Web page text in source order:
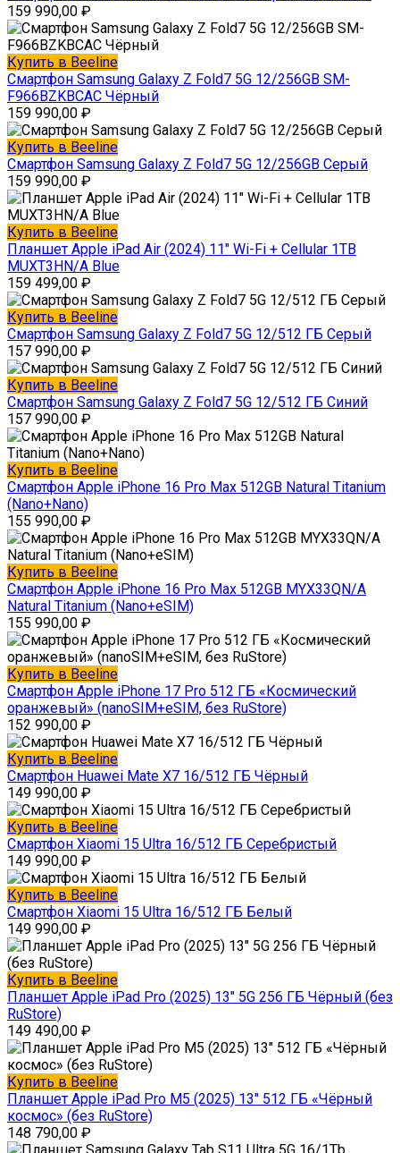
159 990,00 ₽
Купить в Beeline
Смартфон Samsung Galaxy Z Fold7 5G 12/256GB SM-
F966BZKBCAC Чёрный
159 990,00 ₽
Купить в Beeline
Смартфон Samsung Galaxy Z Fold7 5G 12/256GB Серый
159 990,00 ₽
Купить в Beeline
Планшет Apple iPad Air (2024) 11″ Wi-Fi + Cellular 1TB
MUXT3HN/A Blue
159 499,00 ₽
Купить в Beeline
Смартфон Samsung Galaxy Z Fold7 5G 12/512 ГБ Серый
157 990,00 ₽
Купить в Beeline
Смартфон Samsung Galaxy Z Fold7 5G 12/512 ГБ Синий
157 990,00 ₽
Купить в Beeline
Смартфон Apple iPhone 16 Pro Max 512GB Natural Titanium
(Nano+Nano)
155 990,00 ₽
Купить в Beeline
Смартфон Apple iPhone 16 Pro Max 512GB MYX33QN/A
Natural Titanium (Nano+eSIM)
155 990,00 ₽
Купить в Beeline
Смартфон Apple iPhone 17 Pro 512 ГБ «Космический
оранжевый» (nanoSIM+eSIM, без RuStore)
152 990,00 ₽
Купить в Beeline
Смартфон Huawei Mate X7 16/512 ГБ Чёрный
149 990,00 ₽
Купить в Beeline
Смартфон Xiaomi 15 Ultra 16/512 ГБ Серебристый
149 990,00 ₽
Купить в Beeline
Смартфон Xiaomi 15 Ultra 16/512 ГБ Белый
149 990,00 ₽
Купить в Beeline
Планшет Apple iPad Pro (2025) 13″ 5G 256 ГБ Чёрный (без
RuStore)
149 490,00 ₽
Купить в Beeline
Планшет Apple iPad Pro М5 (2025) 13″ 512 ГБ «Чёрный
космос» (без RuStore)
148 790,00 ₽